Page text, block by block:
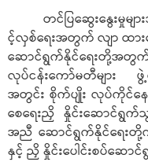
တင်ပြဆွေးနွေးမှုများ
င့်လှစ်ရေးအတွက် လျာ ထား
ဆောင်ရွက်နိုင်ရေးတို့အ
လုပ်ငန်းကော်မတီများ ဖွဲ့
အတွင်း စိုက်ပျိုး လုပ်ကိုင်နေ
စေရေးညှိ နှိုင်းဆောင်ရွက်
အညီ ဆောင်ရွက်နိုင်ရေးတို့ကို
နှင့် ညှိ နှိုင်းပေါင်းစပ်ဆော